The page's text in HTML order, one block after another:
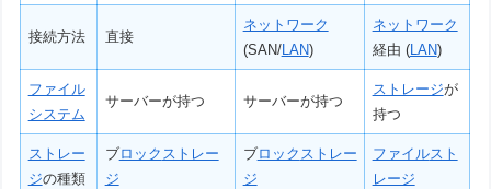
接続方法 直接
ネットワーク
(SAN/LAN)
ネットワーク
経由 (LAN)
ファイル
システム
サーバーが持つ サーバーが持つ
ストレージが
持つ
ストレー
ジの種類
ブロック ストレー
ジ
ブロック ストレー
ジ
ファイルスト
レージ